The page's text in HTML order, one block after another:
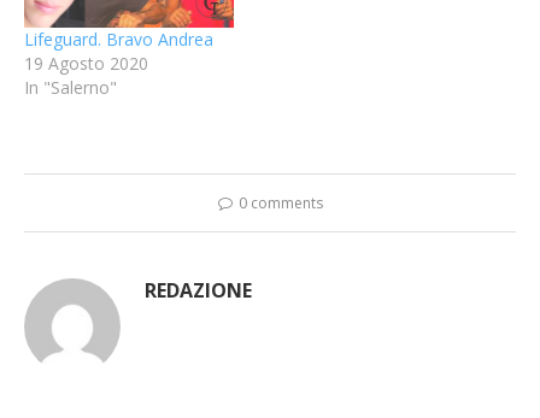
Lifeguard. Bravo Andrea
19 Agosto 2020
In "Salerno"
0 comments
REDAZIONE